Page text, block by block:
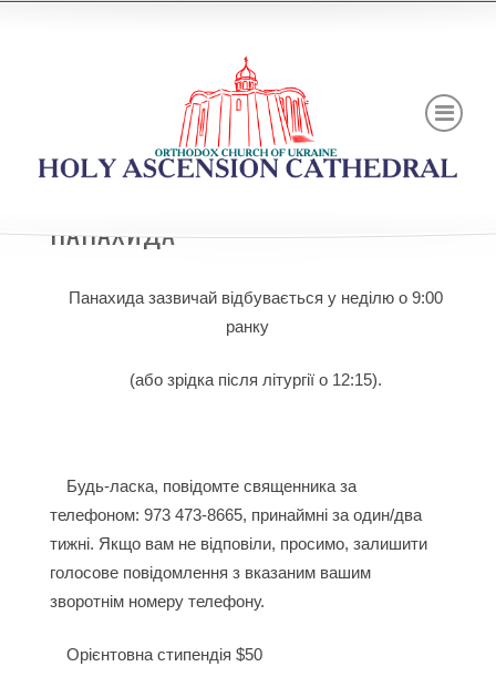
ПАНАХИДА
Панахида зазвичай відбувається у неділю о 9:00
ранку
(або зрідка після літургії о 12:15).
Будь-ласка, повідомте священника за
телефоном: 973 473-8665, принаймні за один/два
тижні. Якщо вам не відповіли, просимо, залишити
голосове повідомлення з вказаним вашим
зворотнім номеру телефону.
Орієнтовна стипендія $50